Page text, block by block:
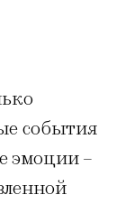
события
эмоции –